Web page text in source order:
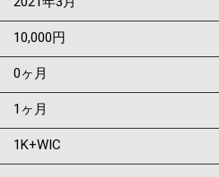
10,000円
0ヶ月
1ヶ月
1K+WIC